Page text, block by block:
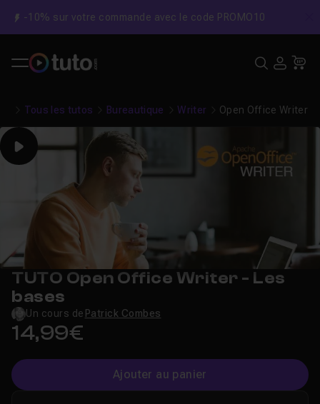
-10% sur votre commande avec le code PROMO10
Tous les tutos Bureautique Writer Open Office Writer -
Play
TUTO Open Office Writer - Les
bases
Un cours de Patrick Combes
14,99€
Ajouter au panier